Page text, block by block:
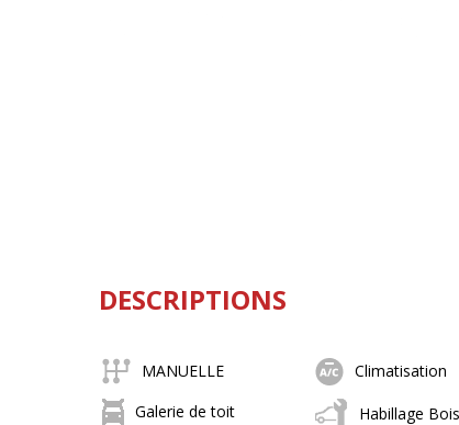
DESCRIPTIONS
MANUELLE Climatisation
Galerie de toit
Habillage Bois